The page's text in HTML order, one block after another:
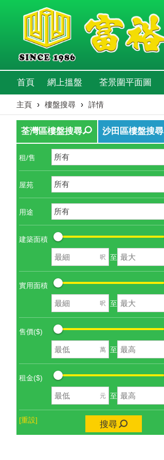
首頁 網上搵盤 荃景圍平面圖
主頁 › 樓盤搜尋 › 詳情
荃灣區樓盤搜尋 沙田區樓盤搜尋
租/售
屋苑
用途
建築面積
呎 至
實用面積
呎 至
售價($)
萬 至
租金($)
元 至
[重設] 搜尋